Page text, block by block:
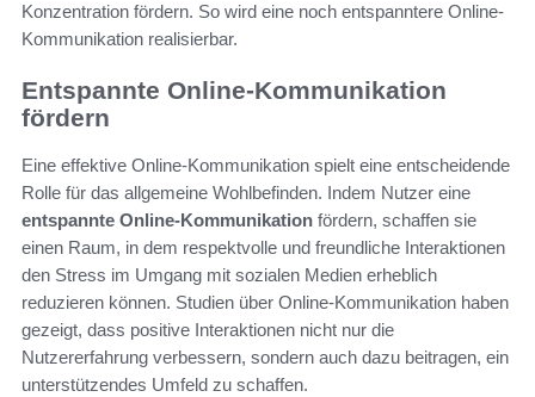
Konzentration fördern. So wird eine noch entspanntere Online-
Kommunikation realisierbar.
Entspannte Online-Kommunikation
fördern
Eine effektive Online-Kommunikation spielt eine entscheidende
Rolle für das allgemeine Wohlbefinden. Indem Nutzer eine
entspannte Online-Kommunikation fördern, schaffen sie
einen Raum, in dem respektvolle und freundliche Interaktionen
den Stress im Umgang mit sozialen Medien erheblich
reduzieren können. Studien über Online-Kommunikation haben
gezeigt, dass positive Interaktionen nicht nur die
Nutzererfahrung verbessern, sondern auch dazu beitragen, ein
unterstützendes Umfeld zu schaffen.